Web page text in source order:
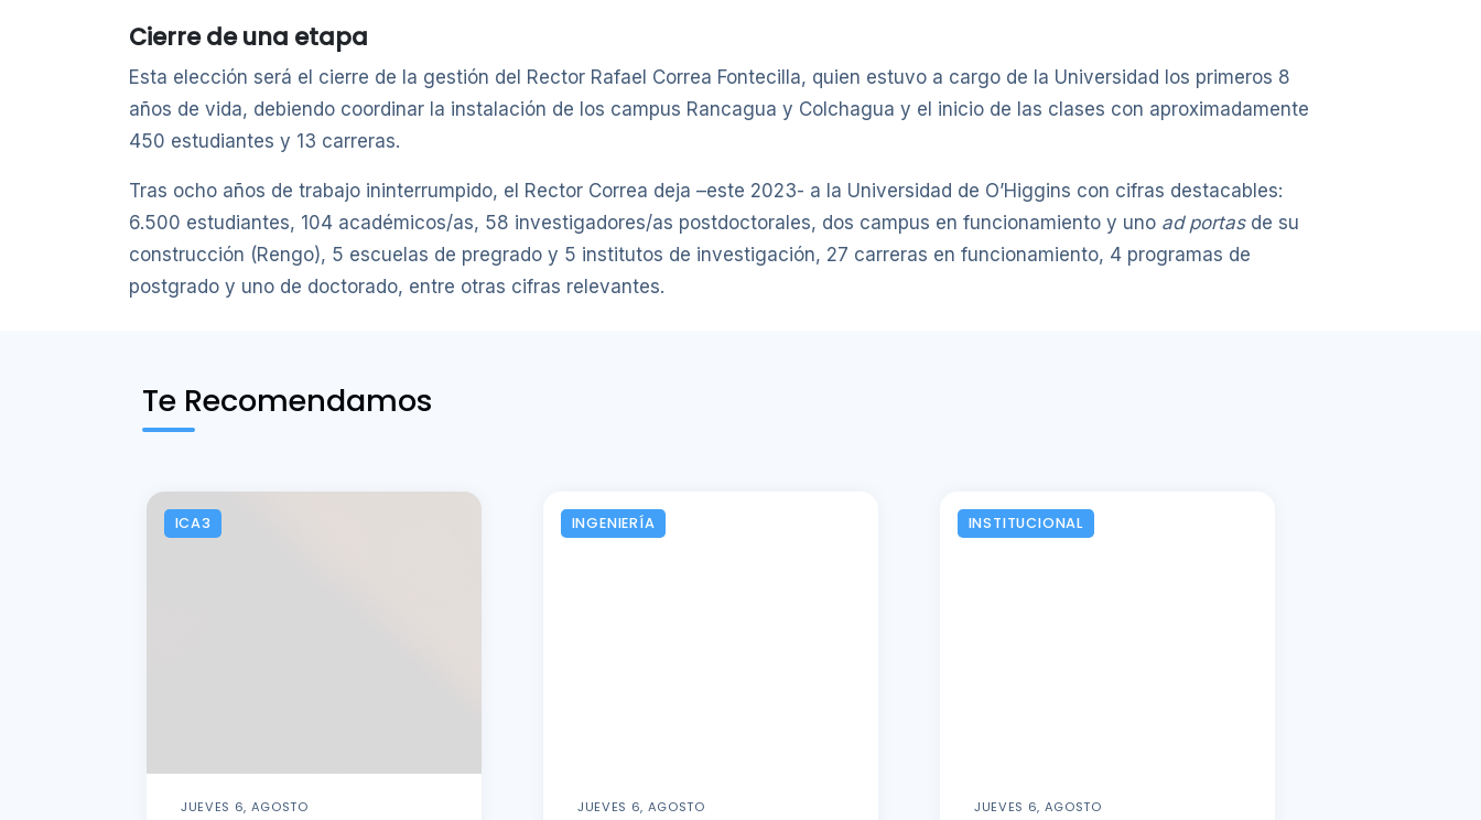
Cierre de una etapa
Esta elección será el cierre de la gestión del Rector Rafael Correa Fontecilla, quien estuvo a cargo de la Universidad los primeros 8
años de vida, debiendo coordinar la instalación de los campus Rancagua y Colchagua y el inicio de las clases con aproximadamente
450 estudiantes y 13 carreras.
Tras ocho años de trabajo ininterrumpido, el Rector Correa deja –este 2023- a la Universidad de O’Higgins con cifras destacables:
6.500 estudiantes, 104 académicos/as, 58 investigadores/as postdoctorales, dos campus en funcionamiento y uno ad portasde su
construcción (Rengo), 5 escuelas de pregrado y 5 institutos de investigación, 27 carreras en funcionamiento, 4 programas de
postgrado y uno de doctorado, entre otras cifras relevantes.
Te Recomendamos
ICA3
JUEVES 6, AGOSTO
INGENIERÍA
JUEVES 6, AGOSTO
INSTITUCIONAL
JUEVES 6, AGOSTO